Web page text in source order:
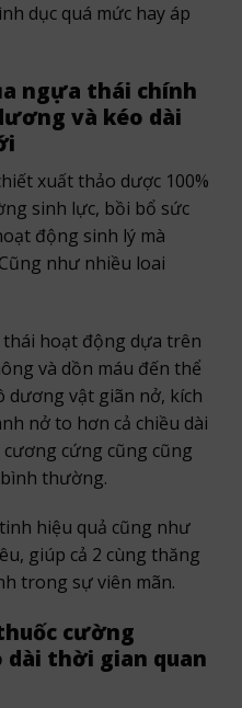
dục quá mức hay áp
ngựa thái chính
và kéo dài
xuất thảo dược 100%
sinh lực, bồi bổ sức
động sinh lý mà
như nhiều loai
hoạt động dựa trên
và dồn máu đến thể
dương vật giãn nở, kích
nở to hơn cả chiều dài
cứng cũng cũng
thường.
hiệu quả cũng như
giúp cả 2 cùng thăng
trong sự viên mãn.
cường
thời gian quan